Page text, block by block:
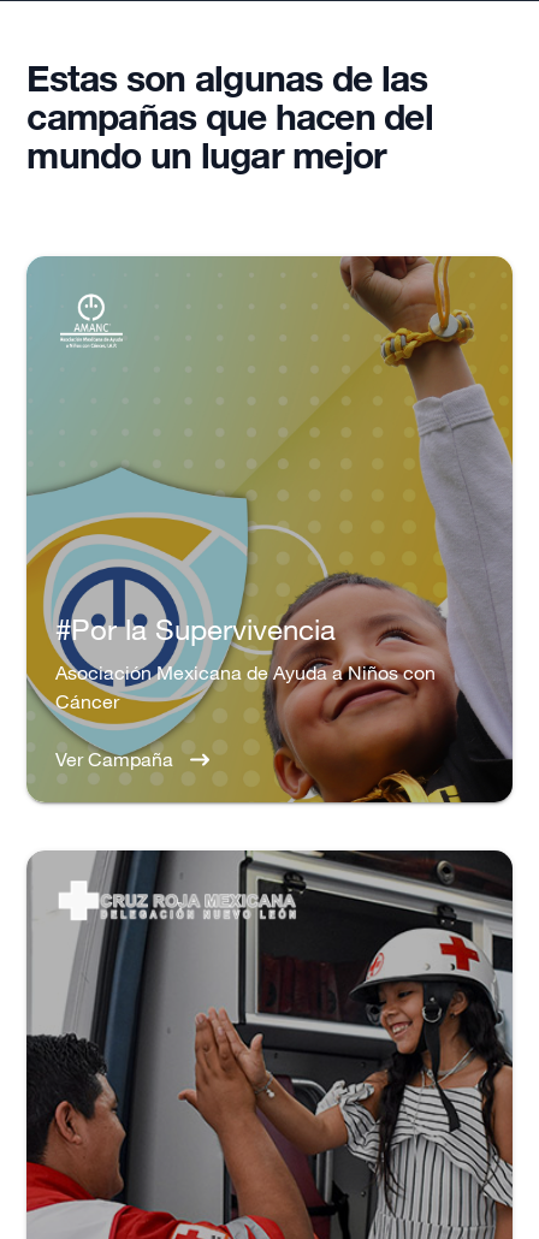
Estas son algunas de las
campañas que hacen del
mundo un lugar mejor
#Por la Supervivencia
Asociación Mexicana de Ayuda a Niños con
Cáncer
Ver Campaña